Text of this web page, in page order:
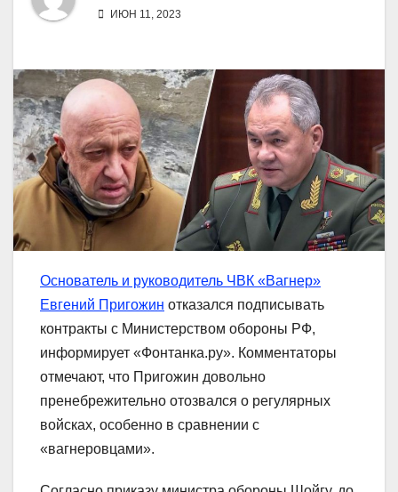
ИЮН 11, 2023
Основатель и руководитель ЧВК «Вагнер»
Евгений Пригожин отказался подписывать
контракты с Министерством обороны РФ,
информирует «Фонтанка.ру». Комментаторы
отмечают, что Пригожин довольно
пренебрежительно отозвался о регулярных
войсках, особенно в сравнении с
«вагнеровцами».